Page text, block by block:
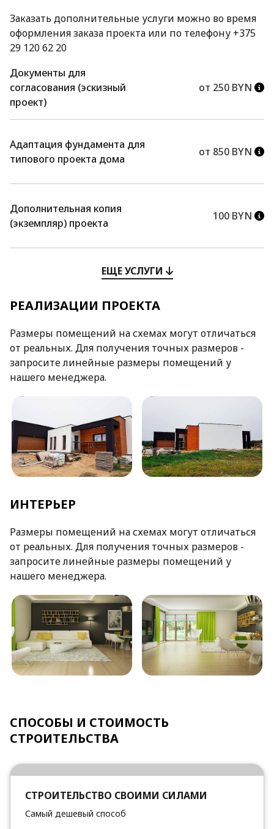
Заказать дополнительные услуги можно во время
оформления заказа проекта или по телефону +375
29 120 62 20
Документы для
согласования (эскизный
проект)
от 250 BYN
Адаптация фундамента для
типового проекта дома
от 850 BYN
Дополнительная копия
(экземпляр) проекта
100 BYN
ЕЩЕ УСЛУГИ
РЕАЛИЗАЦИИ ПРОЕКТА
Размеры помещений на схемах могут отличаться
от реальных. Для получения точных размеров -
запросите линейные размеры помещений у
нашего менеджера.
ИНТЕРЬЕР
Размеры помещений на схемах могут отличаться
от реальных. Для получения точных размеров -
запросите линейные размеры помещений у
нашего менеджера.
СПОСОБЫ И СТОИМОСТЬ
СТРОИТЕЛЬСТВА
СТРОИТЕЛЬСТВО СВОИМИ СИЛАМИ
Самый дешевый способ